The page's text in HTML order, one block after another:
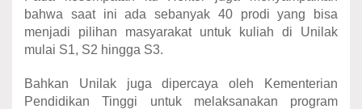
bahwa saat ini ada sebanyak 40 prodi yang bisa
menjadi pilihan masyarakat untuk kuliah di Unilak
mulai S1, S2 hingga S3.
Bahkan Unilak juga dipercaya oleh Kementerian
Pendidikan Tinggi untuk melaksanakan program